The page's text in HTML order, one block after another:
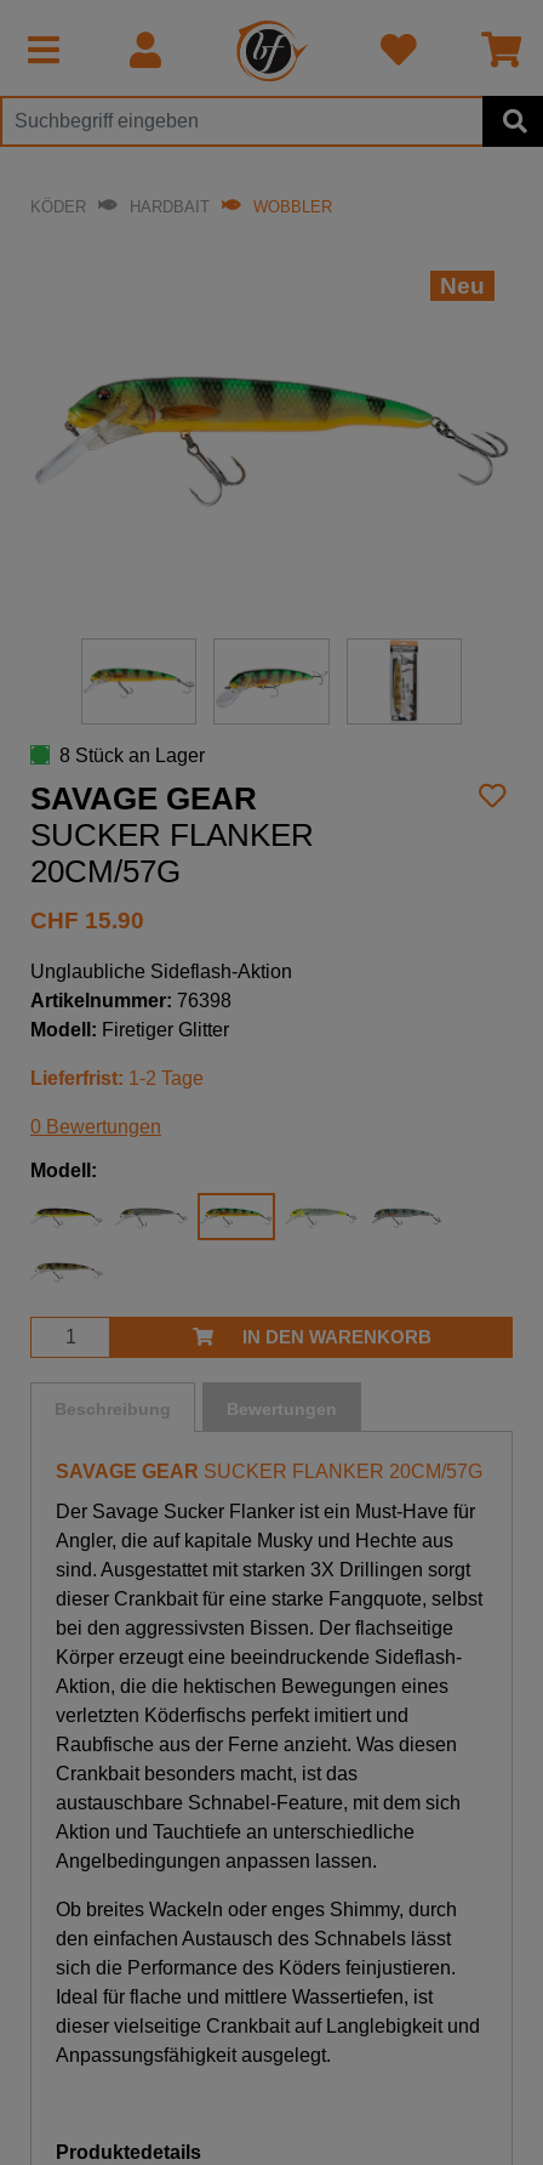
KÖDER HARDBAIT WOBBLER
Neu
8 Stück an Lager
SAVAGE GEAR
SUCKER FLANKER
20CM/57G
CHF 15.90
Unglaubliche Sideflash-Aktion
Artikelnummer: 76398
Modell: Firetiger Glitter
Lieferfrist: 1-2 Tage
0 Bewertungen
Modell:
IN DEN WARENKORB
Beschreibung Bewertungen
SAVAGE GEAR SUCKER FLANKER 20CM/57G
Der Savage Sucker Flanker ist ein Must-Have für
Angler, die auf kapitale Musky und Hechte aus
sind. Ausgestattet mit starken 3X Drillingen sorgt
dieser Crankbait für eine starke Fangquote, selbst
bei den aggressivsten Bissen. Der flachseitige
Körper erzeugt eine beeindruckende Sideflash-
Aktion, die die hektischen Bewegungen eines
verletzten Köderfischs perfekt imitiert und
Raubfische aus der Ferne anzieht. Was diesen
Crankbait besonders macht, ist das
austauschbare Schnabel-Feature, mit dem sich
Aktion und Tauchtiefe an unterschiedliche
Angelbedingungen anpassen lassen.
Ob breites Wackeln oder enges Shimmy, durch
den einfachen Austausch des Schnabels lässt
sich die Performance des Köders feinjustieren.
Ideal für flache und mittlere Wassertiefen, ist
dieser vielseitige Crankbait auf Langlebigkeit und
Anpassungsfähigkeit ausgelegt.
Produktedetails